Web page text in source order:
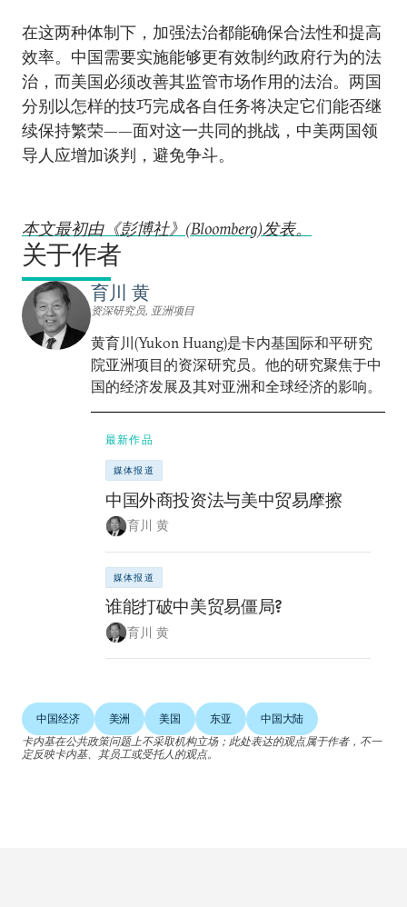
在这两种体制下，加强法治都能确保合法性和提高
效率。中国需要实施能够更有效制约政府行为的法
治，而美国必须改善其监管市场作用的法治。两国
分别以怎样的技巧完成各自任务将决定它们能否继
续保持繁荣——面对这一共同的挑战，中美两国领
导人应增加谈判，避免争斗。
本文最初由《彭博社》(Bloomberg)发表。
关于作者
育川 黄
资深研究员, 亚洲项目
黄育川(Yukon Huang)是卡内基国际和平研究
院亚洲项目的资深研究员。他的研究聚焦于中
国的经济发展及其对亚洲和全球经济的影响。
最新作品
媒体报道
中国外商投资法与美中贸易摩擦
育川 黄
媒体报道
谁能打破中美贸易僵局?
育川 黄
中国经济 美洲 美国 东亚
中国大陆
卡内基在公共政策问题上不采取机构立场；此处表达的观点属于作者，不一
定反映卡内基、其员工或受托人的观点。